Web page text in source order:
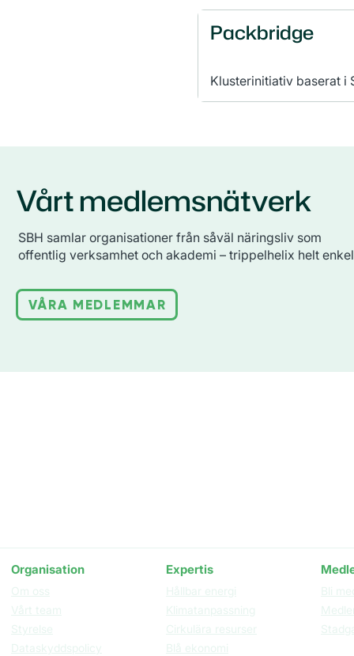
som inte bara är
vackra.
Packbridge
Klusterinitiativ baserat i
framtidssäker svensk
Vårt medlemsnätverk
SBH samlar organisationer från såväl näringsliv som
offentlig verksamhet och akademi – trippelhelix helt
VÅRA MEDLEMMAR
Organisation​
Om oss
Vårt team
Styrelse
Dataskyddspolicy
Expertis
Hållbar energi
Klimatanpassning
Cirkulära resurser
Blå ekonomi
Bli